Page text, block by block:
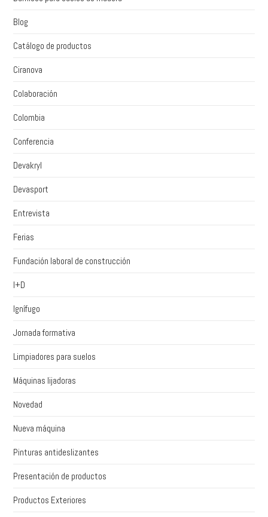
Blog
Catálogo de productos
Ciranova
Colaboración
Colombia
Conferencia
Devakryl
Devasport
Entrevista
Ferias
Fundación laboral de construcción
I+D
Ignífugo
Jornada formativa
Limpiadores para suelos
Máquinas lijadoras
Novedad
Nueva máquina
Pinturas antideslizantes
Presentación de productos
Productos Exteriores